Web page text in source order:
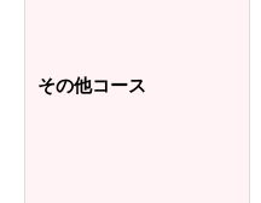
その他コース